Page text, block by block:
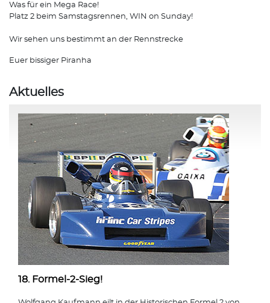
Was für ein Mega Race!
Platz 2 beim Samstagsrennen, WIN on Sunday!
Wir sehen uns bestimmt an der Rennstrecke
Euer bissiger Piranha
Aktuelles
18. Formel-2-Sieg!